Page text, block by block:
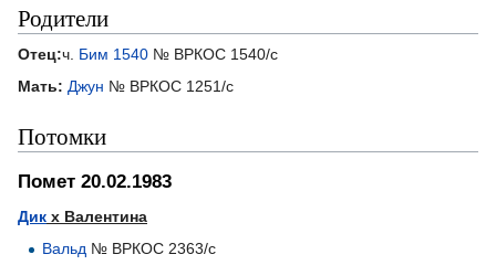
Родители
Отец:ч. Бим 1540 № ВРКОС 1540/с
Мать: Джун № ВРКОС 1251/с
Потомки
Помет 20.02.1983
Дик х Валентина
Вальд № ВРКОС 2363/с